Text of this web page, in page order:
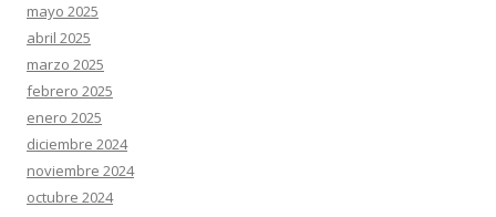
mayo 2025
abril 2025
marzo 2025
febrero 2025
enero 2025
diciembre 2024
noviembre 2024
octubre 2024